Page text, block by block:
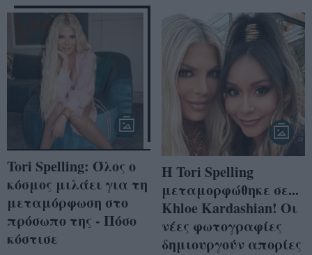
Tori Spelling: Όλος ο
κόσμος μιλάει για τη
μεταμόρφωση στο
πρόσωπο της - Πόσο
κόστισε
Η Tori Spelling
μεταμορφώθηκε σε...
Khloe Kardashian! Οι
νέες φωτογραφίες
δημιουργούν απορίες